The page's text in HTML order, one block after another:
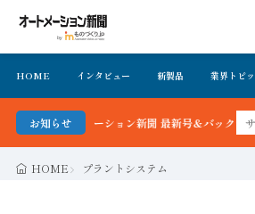
HOME インタビュー 新製品 業界トピ
お知らせ
オートメーション新聞 最新号＆バックナンバー
HOME プラントシステム